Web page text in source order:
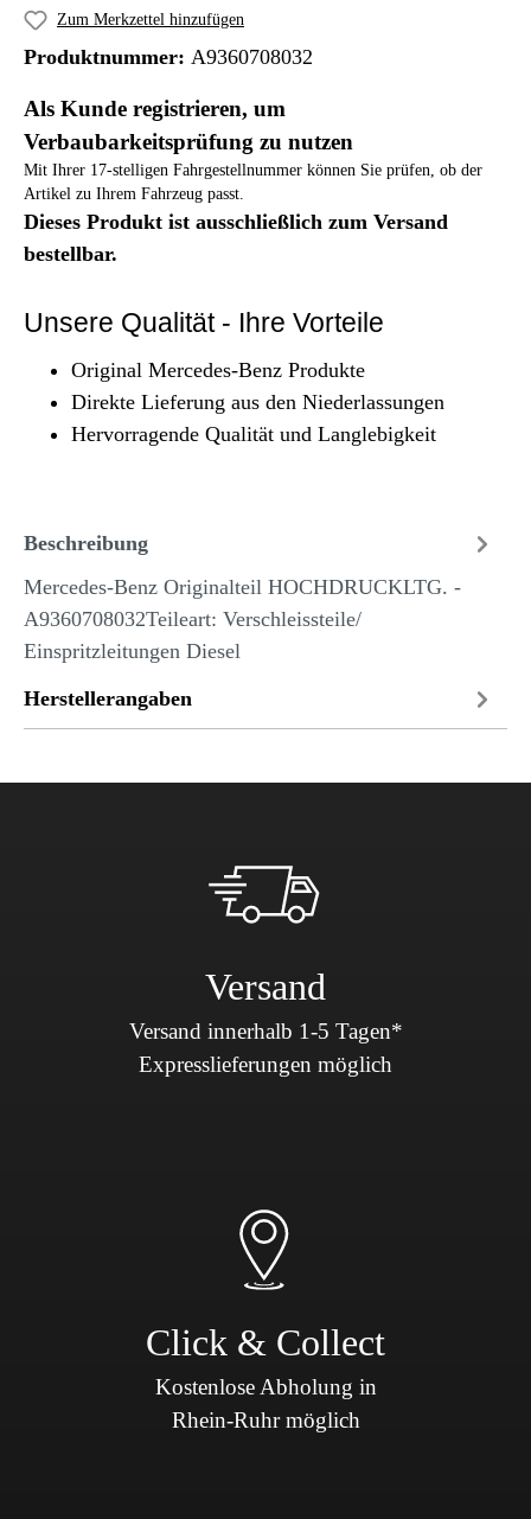
Zum Merkzettel hinzufügen
Produktnummer: A9360708032
Als Kunde registrieren, um
Verbaubarkeitsprüfung zu nutzen
Mit Ihrer 17-stelligen Fahrgestellnummer können Sie prüfen, ob der
Artikel zu Ihrem Fahrzeug passt.
Dieses Produkt ist ausschließlich zum Versand
bestellbar.
Unsere Qualität - Ihre Vorteile
Original Mercedes-Benz Produkte
Direkte Lieferung aus den Niederlassungen
Hervorragende Qualität und Langlebigkeit
Beschreibung
Mercedes-Benz Originalteil HOCHDRUCKLTG. -
A9360708032Teileart: Verschleissteile/
Einspritzleitungen Diesel
Herstellerangaben
Versand
Versand innerhalb 1-5 Tagen*
Expresslieferungen möglich
Click & Collect
Kostenlose Abholung in
Rhein-Ruhr möglich